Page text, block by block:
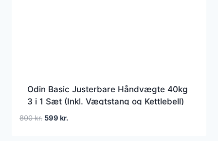
Odin Basic Justerbare Håndvægte 40kg
3 i 1 Sæt (Inkl. Vægtstang og Kettlebell)
800kr. Den
599 kr.Den